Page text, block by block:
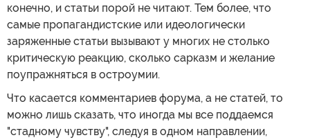
конечно, и статьи порой не читают. Тем более, что
самые пропагандистские или идеологически
заряженные статьи вызывают у многих не столько
критическую реакцию, сколько сарказм и желание
поупражняться в остроумии.
Что касается комментариев форума, а не статей, то
можно лишь сказать, что иногда мы все поддаемся
"стадному чувству", следуя в одном направлении,